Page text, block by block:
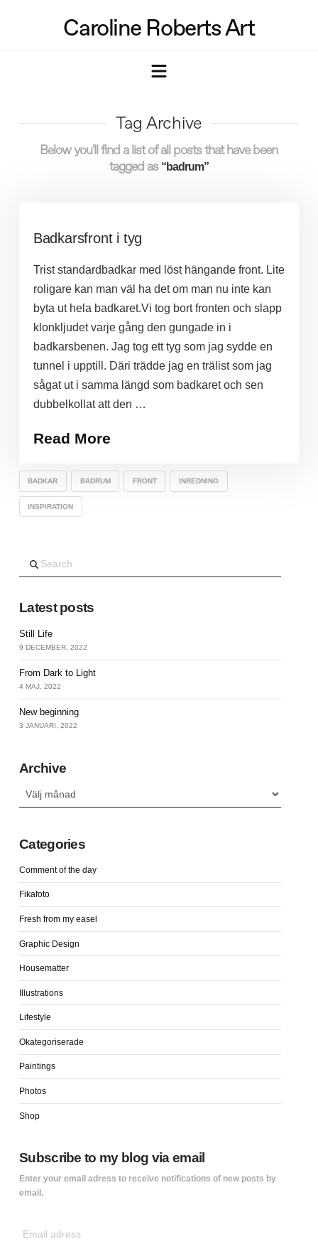
Caroline Roberts Art
Navigation
Tag Archive
Below you'll find a list of all posts that have been
tagged as “badrum”
Badkarsfront i tyg
Trist standardbadkar med löst hängande front. Lite
roligare kan man väl ha det om man nu inte kan
byta ut hela badkaret.Vi tog bort fronten och slapp
klonkljudet varje gång den gungade in i
badkarsbenen. Jag tog ett tyg som jag sydde en
tunnel i upptill. Däri trädde jag en trälist som jag
sågat ut i samma längd som badkaret och sen
dubbelkollat att den …
Read More
BADKAR BADRUM FRONT INREDNING
INSPIRATION
Latest posts
Still Life
9 DECEMBER, 2022
From Dark to Light
4 MAJ, 2022
New beginning
3 JANUARI, 2022
Archive
Categories
Comment of the day
Fikafoto
Fresh from my easel
Graphic Design
Housematter
Illustrations
Lifestyle
Okategoriserade
Paintings
Photos
Shop
Subscribe to my blog via email
Enter your email adress to receive notifications of new posts by
email.